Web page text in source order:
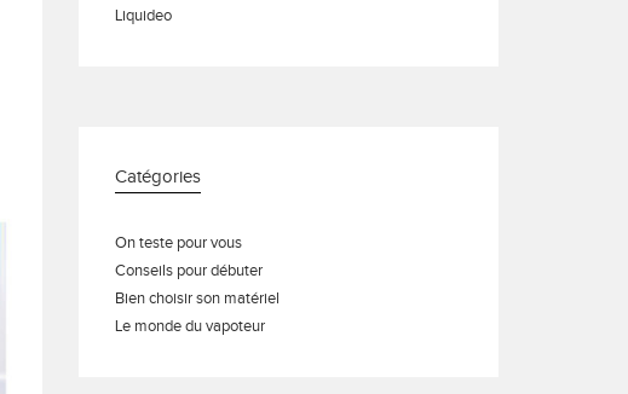
Liquideo
Catégories
On teste pour vous
Conseils pour débuter
Bien choisir son matériel
Le monde du vapoteur